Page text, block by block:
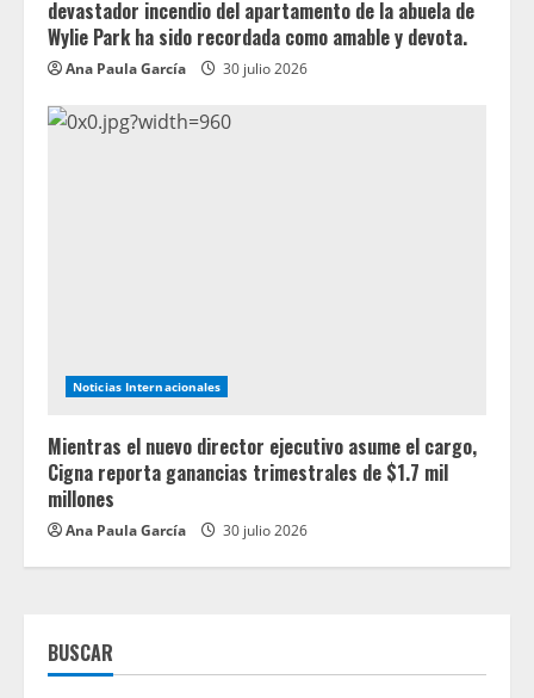
devastador incendio del apartamento de la abuela de
Wylie Park ha sido recordada como amable y devota.
Ana Paula García 30 julio 2026
Noticias Internacionales
Mientras el nuevo director ejecutivo asume el cargo,
Cigna reporta ganancias trimestrales de $1.7 mil
millones
Ana Paula García 30 julio 2026
BUSCAR